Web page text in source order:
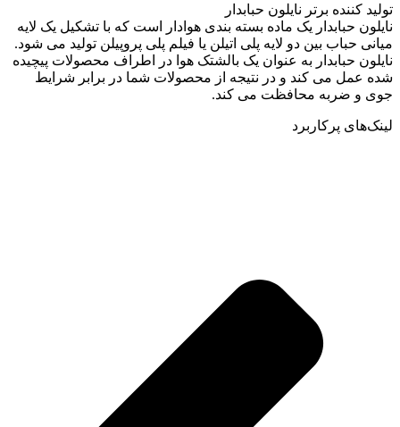
تولید کننده برتر نایلون حبابدار
نایلون حبابدار یک ماده بسته بندی هوادار است که با تشکیل یک لایه
میانی حباب بین دو لایه پلی اتیلن یا فیلم پلی پروپیلن تولید می شود.
نایلون حبابدار به عنوان یک بالشتک هوا در اطراف محصولات پیچیده
شده عمل می کند و در نتیجه از محصولات شما در برابر شرایط
جوی و ضربه محافظت می کند.
لینک‌های پرکاربرد